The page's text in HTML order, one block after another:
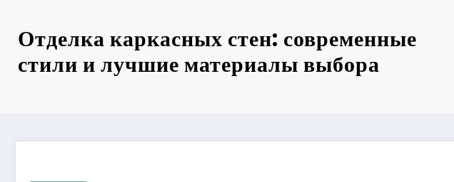
Отделка каркасных стен: современные
стили и лучшие материалы выбора